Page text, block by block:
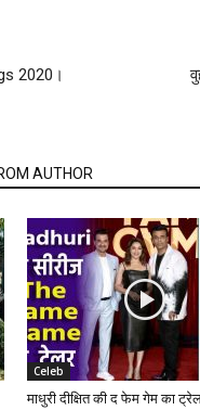
2020।
AUTHOR
Celeb
माधुरी दीक्षित की द फेम गेम का